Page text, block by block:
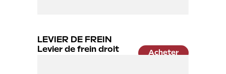
LEVIER DE FREIN
Levier de frein droit
Acheter